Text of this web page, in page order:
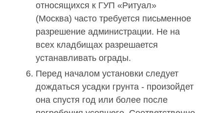
относящихся к ГУП «Ритуал»
(Москва) часто требуется письменное
разрешение администрации. Не на
всех кладбищах разрешается
устанавливать ограды.
Перед началом установки следует
дождаться усадки грунта - произойдет
она спустя год или более после